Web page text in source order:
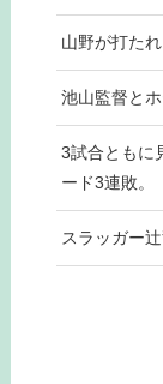
山野が打た
池山監督と
3試合ともに
ード3連敗。
スラッガー